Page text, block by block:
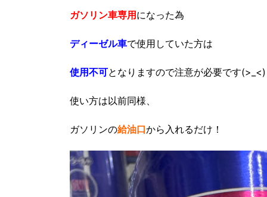
ガソリン車専用になった為
ディーゼル車で使用していた方は
使用不可となりますので注意が必要です(>_<)
使い方は以前同様、
ガソリンの給油口から入れるだけ！